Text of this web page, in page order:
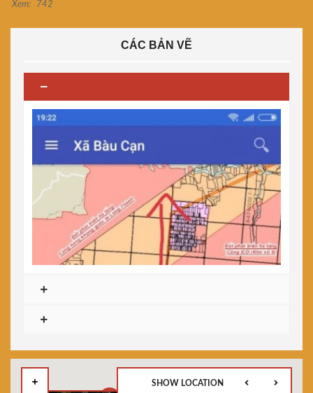
Xem: 742
CÁC BẢN VẼ
SHOW LOCATION